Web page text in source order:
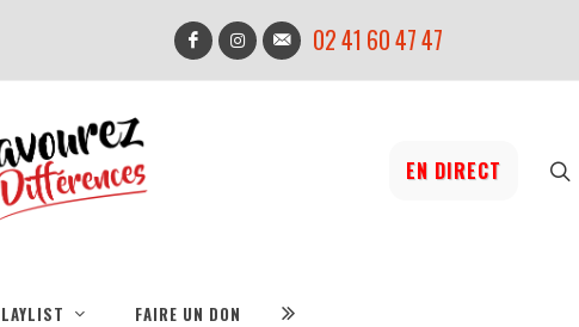
02 41 60 47 47
EN DIRECT
FAIRE UN DON